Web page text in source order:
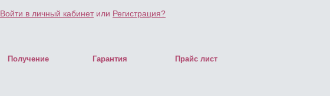
Войти в личный кабинетили Регистрация?
Получение Гарантия Прайс лист